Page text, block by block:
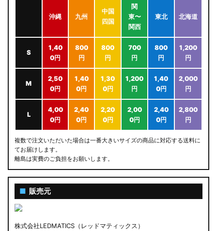
沖縄 九州
中国
四国
関
東〜
関西
東北 北海道
S
1,40
0円
800
円
800
円
700
円
800
円
1,200
円
M
2,50
0円
1,40
0円
1,30
0円
1,200
円
1,40
0円
2,000
円
L
4,00
0円
2,40
0円
2,20
0円
2,00
0円
2,40
0円
2,800
円
複数で注文いただいた場合は一番大きいサイズの商品に対応する送料に
てお届けします。
離島は実費のご負担をお願いします。
■ 販売元
株式会社LEDMATICS（レッドマティックス）